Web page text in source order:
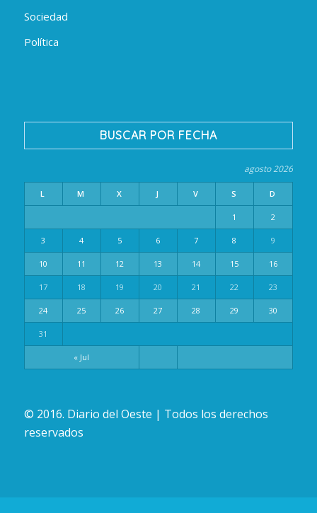
Sociedad
Política
BUSCAR POR FECHA
agosto 2026
L M X J V S D
« Jul
1 2
3 4 5 6 7 8 9
10 11 12 13 14 15 16
17 18 19 20 21 22 23
24 25 26 27 28 29 30
31
© 2016. Diario del Oeste | Todos los derechos
reservados